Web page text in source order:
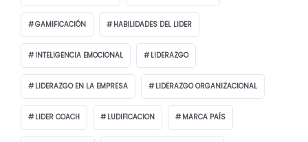
GAMIFICACIÓN HABILIDADES DEL LIDER
INTELIGENCIA EMOCIONAL LIDERAZGO
LIDERAZGO EN LA EMPRESA LIDERAZGO ORGANIZACIONAL
LIDER COACH LUDIFICACION MARCA PAÍS